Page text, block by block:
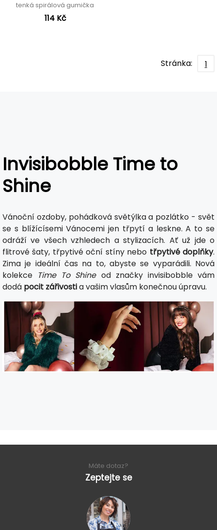
tenká spirálová gumička
114 Kč
Stránka: 1
Invisibobble Time to
Shine
Vánoční ozdoby, pohádková světýlka a pozlátko - svět
se s blížícísemi Vánocemi jen třpytí a leskne. A to se
odráží ve všech vzhledech a stylizacích. Ať už jde o
flitrové šaty, třpytivé oční stíny nebo třpytivé doplňky.
Zima je ideální čas na to, abyste se vyparádili. Nová
kolekce Time To Shineod značky invisibobble vám
dodá pocit zářivostia vašim vlasům konečnou úpravu.
Máte dotaz?
Zeptejte se